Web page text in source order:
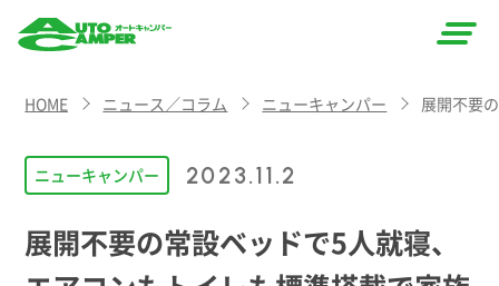
CAMPER
（オート
キャン
パー）
HOME ニュース／コラム ニューキャンパー 展開不要
ニューキャンパー 2023.11.2
展開不要の常設ベッドで5人就寝、